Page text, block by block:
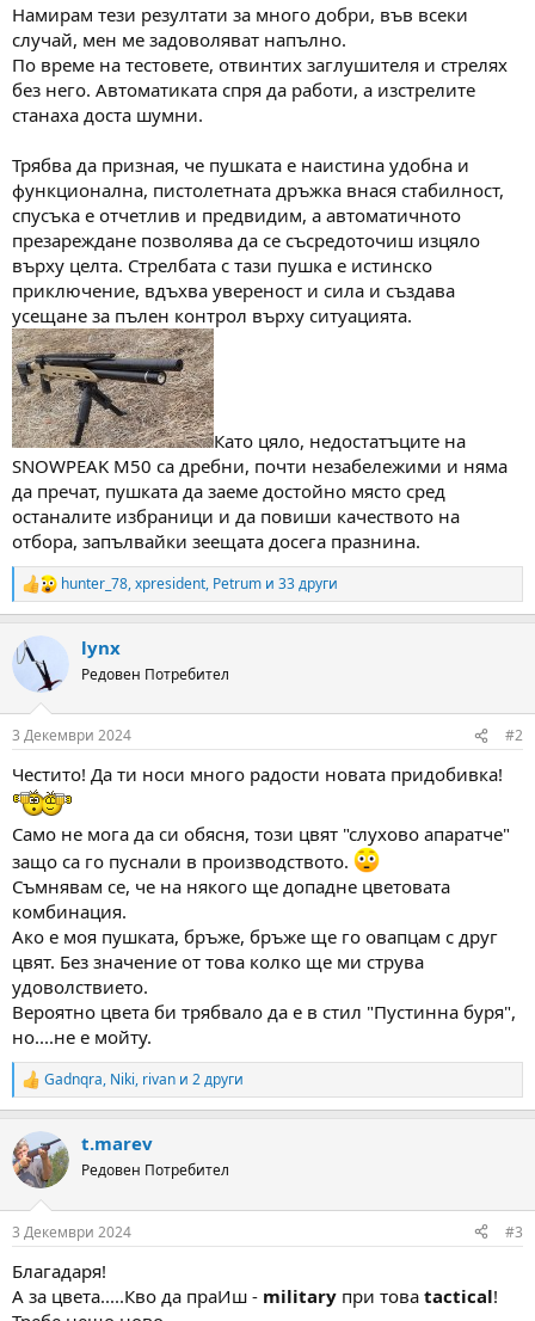
Намирам тези резултати за много добри, във всеки
случай, мен ме задоволяват напълно.
По време на тестовете, отвинтих заглушителя и стрелях
без него. Автоматиката спря да работи, а изстрелите
станаха доста шумни.
Трябва да призная, че пушката е наистина удобна и
функционална, пистолетната дръжка внася стабилност,
спусъка е отчетлив и предвидим, а автоматичното
презареждане позволява да се съсредоточиш изцяло
върху целта. Стрелбата с тази пушка е истинско
приключение, вдъхва увереност и сила и създава
усещане за пълен контрол върху ситуацията.
Като цяло, недостатъците на
SNOWPEAK M50 са дребни, почти незабележими и няма
да пречат, пушката да заеме достойно място сред
останалите избраници и да повиши качеството на
отбора, запълвайки зеещата досега празнина.
R
e
c
t
i
s
hunter_78,xpresident, Petrum и 33 други
lynx
Редовен Потребител
3 Декември 2024 #2
Честито! Да ти носи много радости новата придобивка!
Само не мога да си обясня, този цвят "слухово апаратче"
защо са го пуснали в производството.
Съмнявам се, че на някого ще допадне цветовата
комбинация.
Ако е моя пушката, бръже, бръже ще го овапцам с друг
цвят. Без значение от това колко ще ми струва
удоволствието.
Вероятно цвета би трябвало да е в стил "Пустинна буря",
но....не е мойту.
R
e
c
t
i
s
Gadnqra, Niki, rivan и 2 други
t.marev
Редовен Потребител
3 Декември 2024 #3
Благадаря!
А за цвета.....Кво да праИш - military при това tactical!